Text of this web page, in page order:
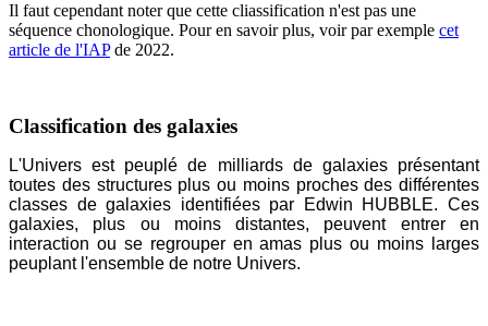
Il faut cependant noter que cette cliassification n'est pas une
séquence chonologique. Pour en savoir plus, voir par exemple cet
article de l'IAPde 2022.
Classification des galaxies
L'Univers est peuplé de milliards de galaxies présentant
toutes des structures plus ou moins proches des différentes
classes de galaxies identifiées par Edwin HUBBLE. Ces
galaxies, plus ou moins distantes, peuvent entrer en
interaction ou se regrouper en amas plus ou moins larges
peuplant l'ensemble de notre Univers.